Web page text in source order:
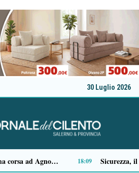
30 Luglio 2026
Capaccio Paestum spazio di legalità: oltre 43 ettari di beni confiscati destinati a progetti sociali 14:14